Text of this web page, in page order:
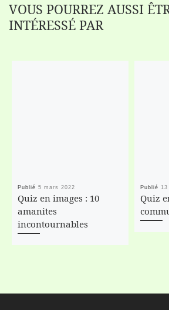
VOUS POURREZ AUSSI
INTÉRESSÉ PAR
Publié5 mars 2022
Quiz en images : 10
amanites
incontournables
Publié
Quiz